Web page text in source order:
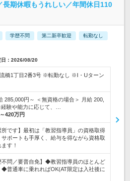
長期休暇もうれしい／年間休日110
学歴不問 第二新卒歓迎 転勤なし
：2026/08/20
橋1丁目2番3号 ※転勤なし ※I・Uターン
285,000円～ ＜無資格の場合＞ 月給 200,
験や能力に応じて、…
420万円
所です】最初は「教習指導員」の資格取得
ポートも手厚く、給与を得ながら資格取
す！
不問／要普自免】◆教習指導員のほとんど
普通車に乗れればOK(AT限定は入社後に